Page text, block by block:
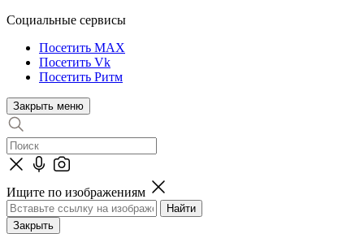
Социальные сервисы
Посетить MAX
Посетить Vk
Посетить Ритм
Закрыть меню
Ищите по изображениям
Закрыть